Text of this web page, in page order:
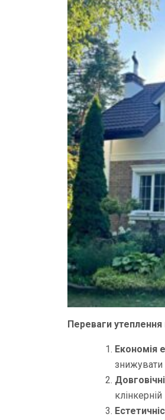
Переваги
Економія
знижувати